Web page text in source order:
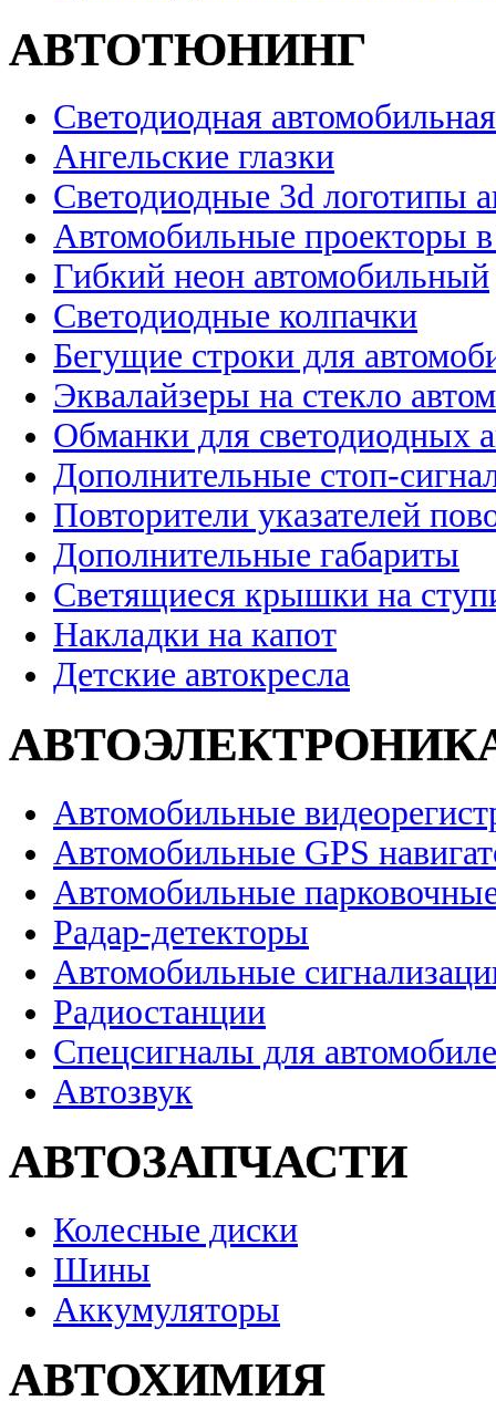
АВТОТЮНИНГ
Светодиодная
Ангельские глазки
Светодиодные 3d логотипы
Автомобильные проекторы
Гибкий неон автомобильный
Светодиодные колпачки
Бегущие строки для
Эквалайзеры на стекло
Обманки для светодиодных
Дополнительные стоп-
Повторители указателей
Дополнительные габариты
Светящиеся крышки на
Накладки на капот
Детские автокресла
Автомобильные
Автомобильные GPS
Автомобильные
Радар-детекторы
Автомобильные
Радиостанции
Спецсигналы для
Автозвук
АВТОЗАПЧАСТИ
Колесные диски
Шины
Аккумуляторы
АВТОХИМИЯ